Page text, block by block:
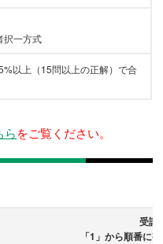
択一方式
以上（15問以上の正解）で合
らをご覧ください。
受講
「1」から順番に